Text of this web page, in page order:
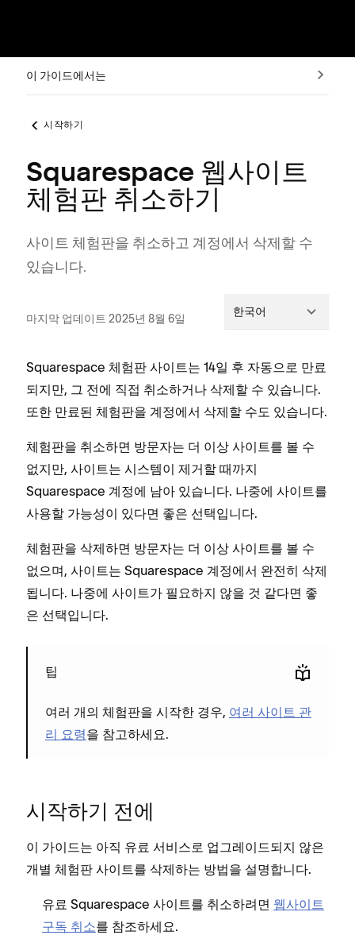
이 가이드에서는
시작하기
Squarespace 웹사이트
체험판 취소하기
사이트 체험판을 취소하고 계정에서 삭제할 수
있습니다.
마지막 업데이트 2025년 8월 6일 한국어
Squarespace 체험판 사이트는 14일 후 자동으로 만료
되지만, 그 전에 직접 취소하거나 삭제할 수 있습니다.
또한 만료된 체험판을 계정에서 삭제할 수도 있습니다.
체험판을 취소하면 방문자는 더 이상 사이트를 볼 수
없지만, 사이트는 시스템이 제거할 때까지
Squarespace 계정에 남아 있습니다. 나중에 사이트를
사용할 가능성이 있다면 좋은 선택입니다.
체험판을 삭제하면 방문자는 더 이상 사이트를 볼 수
없으며, 사이트는 Squarespace 계정에서 완전히 삭제
됩니다. 나중에 사이트가 필요하지 않을 것 같다면 좋
은 선택입니다.
팁
여러 개의 체험판을 시작한 경우, 여러 사이트 관
리 요령을 참고하세요.
시작하기 전에
이 가이드는 아직 유료 서비스로 업그레이드되지 않은
개별 체험판 사이트를 삭제하는 방법을 설명합니다.
유료 Squarespace 사이트를 취소하려면 웹사이트
구독 취소를 참조하세요.